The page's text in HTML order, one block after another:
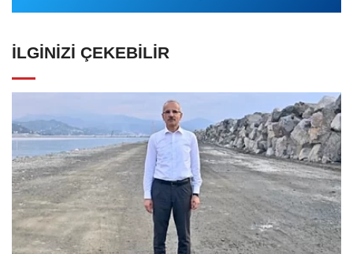
İLGINIZI ÇEKEBILIR